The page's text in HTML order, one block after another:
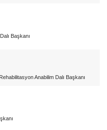
Başkanı
Anabilim Dalı Başkanı